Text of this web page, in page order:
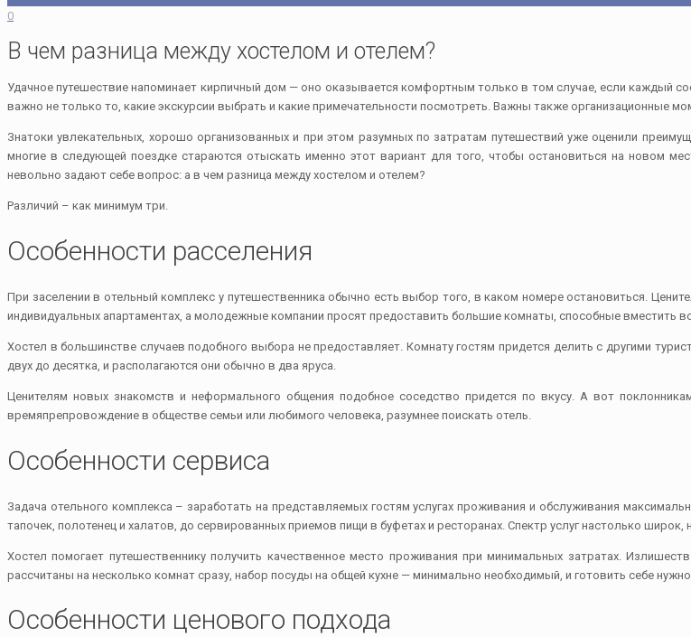
0
В чем разница между хостелом и отелем?
Удачное путешествие напоминает кирпичный дом — оно оказывается комфортным только в том случае, если каждый
важно не только то, какие экскурсии выбрать и какие примечательности посмотреть. Важны также организационные
Знатоки увлекательных, хорошо организованных и при этом разумных по затратам путешествий уже оценили
многие в следующей поездке стараются отыскать именно этот вариант для того, чтобы остановиться на новом
невольно задают себе вопрос: а в чем разница между хостелом и отелем?
Различий – как минимум три.
Особенности расселения
При заселении в отельный комплекс у путешественника обычно есть выбор того, в каком номере остановиться.
индивидуальных апартаментах, а молодежные компании просят предоставить большие комнаты, способные вместить
Хостел в большинстве случаев подобного выбора не предоставляет. Комнату гостям придется делить с другими
двух до десятка, и располагаются они обычно в два яруса.
Ценителям новых знакомств и неформального общения подобное соседство придется по вкусу. А вот
времяпрепровождение в обществе семьи или любимого человека, разумнее поискать отель.
Особенности сервиса
Задача отельного комплекса – заработать на представляемых гостям услугах проживания и обслуживания
тапочек, полотенец и халатов, до сервированных приемов пищи в буфетах и ресторанах. Спектр услуг настолько широк,
Хостел помогает путешественнику получить качественное место проживания при минимальных затратах.
рассчитаны на несколько комнат сразу, набор посуды на общей кухне — минимально необходимый, и готовить себе
Особенности ценового подхода